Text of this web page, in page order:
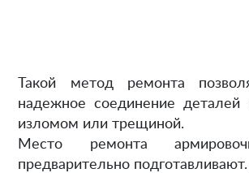
Такой метод ремонта
надежное соединение деталей
изломом или трещиной.
Место ремонта
предварительно